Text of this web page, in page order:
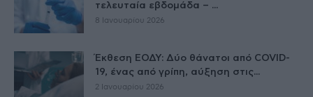
τελευταία εβδομάδα – ...
8 Ιανουαρίου 2026
Έκθεση ΕΟΔΥ: Δύο θάνατοι από COVID-
19, ένας από γρίπη, αύξηση στις...
2 Ιανουαρίου 2026